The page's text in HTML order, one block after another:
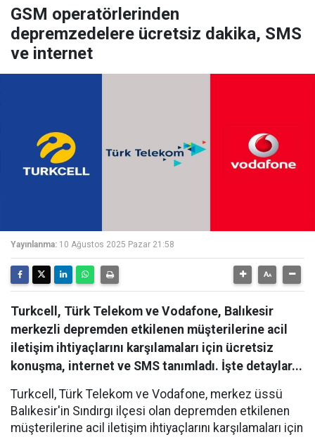
GSM operatörlerinden
depremzedelere ücretsiz dakika, SMS
ve internet
Yayınlanma: 10 Ağustos 2025 Pazar 21:58
Turkcell, Türk Telekom ve Vodafone, Balıkesir
merkezli depremden etkilenen müşterilerine acil
iletişim ihtiyaçlarını karşılamaları için ücretsiz
konuşma, internet ve SMS tanımladı. İşte detaylar...
Turkcell, Türk Telekom ve Vodafone, merkez üssü
Balıkesir'in Sındırgı ilçesi olan depremden etkilenen
müşterilerine acil iletişim ihtiyaçlarını karşılamaları için